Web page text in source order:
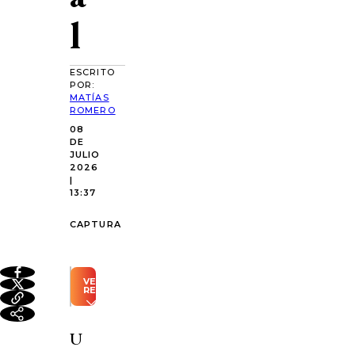
l
ESCRITO
POR:
MATÍAS
ROMERO
08
DE
JULIO
2026
|
13:37
CAPTURA
VER
RESUMEN
generado
U